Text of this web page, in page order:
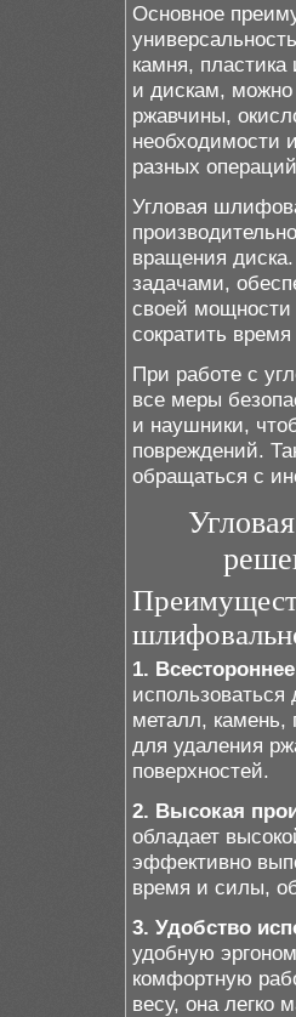
Основное
камня,
и дискам, можно
ржавчины,
необходимости
разных
Угловая
вращения
задачами,
своей мощности
сократить
При работе с
все меры
и наушники,
повреждений.
обращаться с
1.
металл, камень,
для удаления
поверхностей.
2. Высокая
обладает
эффективно
время и силы,
3. Удобство
удобную
комфортную
весу, она легко